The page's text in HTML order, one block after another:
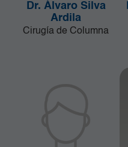
Dr. Álvaro Silva
Ardila
Cirugía de Columna